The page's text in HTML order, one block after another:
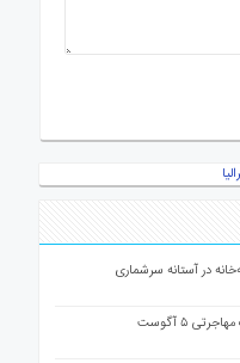
در آستانه سرشماری
۵ آگوست